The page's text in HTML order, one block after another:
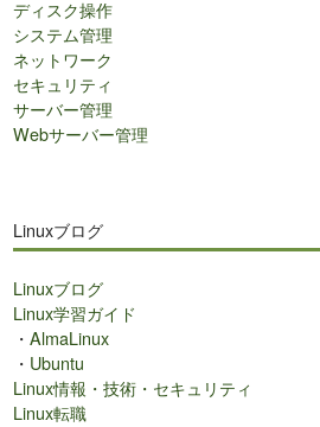
ディスク操作
システム管理
ネットワーク
セキュリティ
サーバー管理
Webサーバー管理
Linuxブログ
Linuxブログ
Linux学習ガイド
・AlmaLinux
・ Ubuntu
Linux情報・技術・セキュリティ
Linux転職